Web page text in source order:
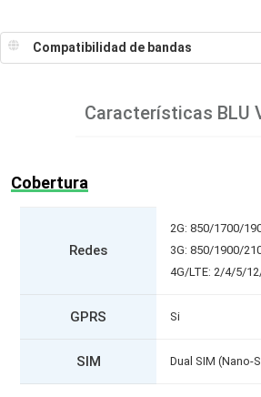
Características BLU
Cobertura
Redes
2G: 850/1700/
3G: 850/1900/
4G/LTE: 2/4/5/
GPRS Si
SIM Dual SIM (Nano-